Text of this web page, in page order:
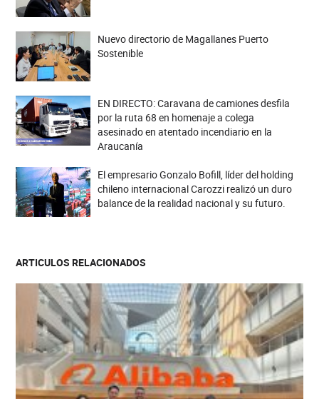
Nuevo directorio de Magallanes Puerto
Sostenible
EN DIRECTO: Caravana de camiones desfila
por la ruta 68 en homenaje a colega
asesinado en atentado incendiario en la
Araucanía
El empresario Gonzalo Bofill, líder del holding
chileno internacional Carozzi realizó un duro
balance de la realidad nacional y su futuro.
ARTICULOS RELACIONADOS